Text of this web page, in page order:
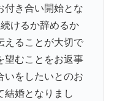
付き合い開始とな
けるか辞めるか
えることが大切で
望むことをお返事
いをしたいとのお
結婚となりまし